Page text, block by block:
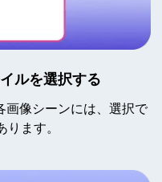
ルを選択する
画像シーンには、選択で
ます。